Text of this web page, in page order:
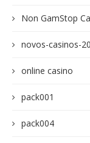
Non GamStop
novos-casinos-
online casino
pack001
pack004